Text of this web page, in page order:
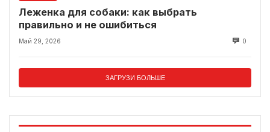
Леженка для собаки: как выбрать
правильно и не ошибиться
Май 29, 2026 0
ЗАГРУЗИ БОЛЬШЕ